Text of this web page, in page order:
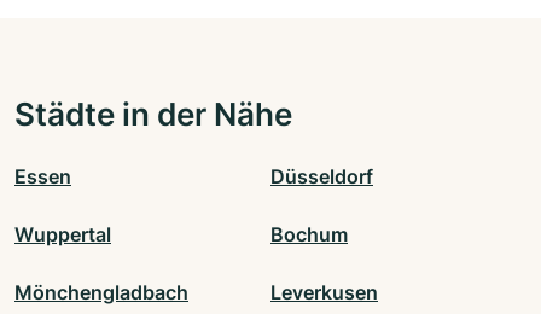
Städte in der Nähe
Essen Düsseldorf
Wuppertal Bochum
Mönchengladbach Leverkusen